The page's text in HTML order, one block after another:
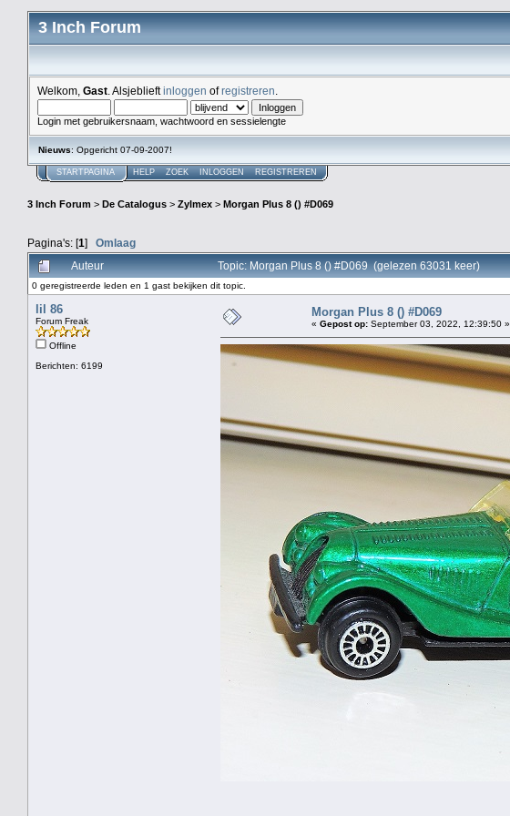
3 Inch Forum
Welkom, Gast . Alsjeblieftinloggen ofregistreren
Login met gebruikersnaam, wachtwoord en sessielengte
Nieuws: Opgericht 07-09-2007!
STARTPAGINA HELP ZOEK INLOGGEN REGISTREREN
3 Inch Forum > De Catalogus > Zylmex > Morgan Plus 8 () #D069
Pagina's: [1] Omlaag
Auteur Topic: Morgan Plus 8 () #D069 (gelezen 63031 keer)
0 geregistreerde leden en 1 gast bekijken dit topic.
lil 86
Forum Freak
Offline
Berichten: 6199
Morgan Plus 8 () #D069
« Gepost op: September 03, 2022, 12:39:50 »